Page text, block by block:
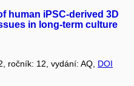
human iPSC-derived 3D
in long-term culture
ročník: 12, vydání: AQ, DOI